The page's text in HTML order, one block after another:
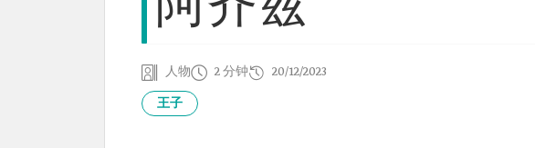
人物 2 分钟 20/12/2023
王子